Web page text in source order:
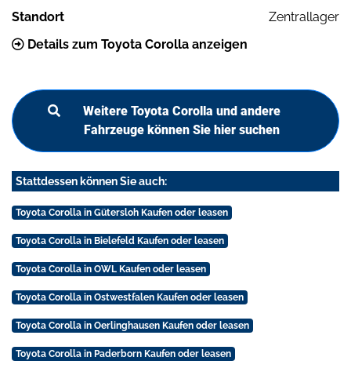
Standort
Zentrallager
Details zum Toyota Corolla anzeigen
Weitere Toyota Corolla und andere
Fahrzeuge können Sie hier suchen
Stattdessen können Sie auch:
Toyota Corolla in Gütersloh Kaufen oder leasen
Toyota Corolla in Bielefeld Kaufen oder leasen
Toyota Corolla in OWL Kaufen oder leasen
Toyota Corolla in Ostwestfalen Kaufen oder leasen
Toyota Corolla in Oerlinghausen Kaufen oder leasen
Toyota Corolla in Paderborn Kaufen oder leasen